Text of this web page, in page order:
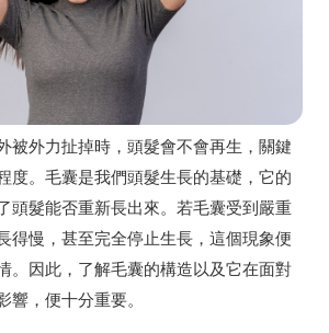
被外力扯掉時，頭髮會不會再生，關鍵
度。毛囊是我們頭髮生長的基礎，它的
頭髮能否重新長出來。若毛囊受到嚴重
得慢，甚至完全停止生長，這個現象便
。因此，了解毛囊的構造以及它在面對
，便十分重要。